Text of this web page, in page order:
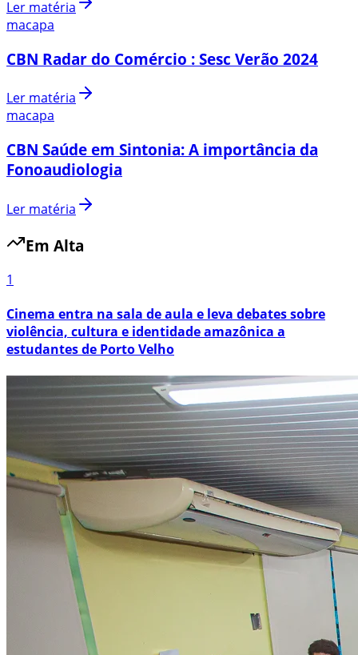
Ler matéria
macapa
CBN Radar do Comércio : Sesc Verão 2024
Ler matéria
macapa
CBN Saúde em Sintonia: A importância da
Fonoaudiologia
Ler matéria
Em Alta
1
Cinema entra na sala de aula e leva debates sobre
violência, cultura e identidade amazônica a
estudantes de Porto Velho